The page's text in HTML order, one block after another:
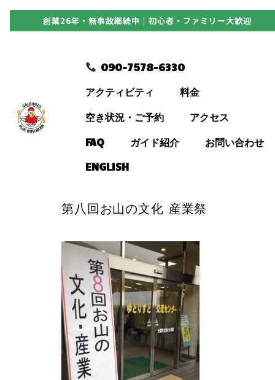
創業26年・無事故継続中｜初心者・ファミリー大歓迎
090-7578-6330
アクティビティ 料金
空き状況・ご予約 アクセス
FAQ ガイド紹介 お問い合わせ
ENGLISH
アクティビティ
料金
ガイド紹介
お問い合わせ
ENGLISH
第八回お山の文化 産業祭